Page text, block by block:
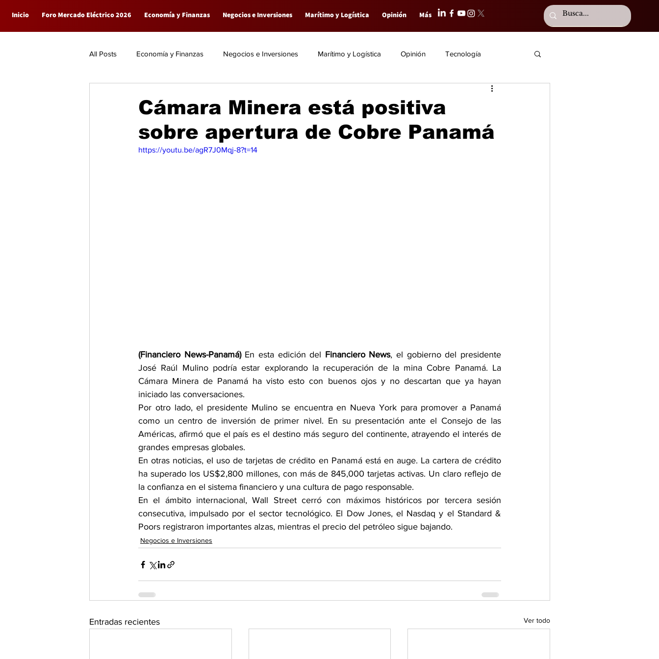
Inicio Foro Mercado Eléctrico 2026 Economía y Finanzas Negocios e Inversiones Marítimo y Logística Opinión Más
All Posts Economía y Finanzas Negocios e Inversiones Marítimo y Logística Opinión Tecnología
Cámara Minera está positiva
sobre apertura de Cobre Panamá
https://youtu.be/agR7J0Mqj-8?t=14
(Financiero News-Panamá) En esta edición del Financiero News, el gobierno del presidente
José Raúl Mulino podría estar explorando la recuperación de la mina Cobre Panamá. La
Cámara Minera de Panamá ha visto esto con buenos ojos y no descartan que ya hayan
iniciado las conversaciones.
Por otro lado, el presidente Mulino se encuentra en Nueva York para promover a Panamá
como un centro de inversión de primer nivel. En su presentación ante el Consejo de las
Américas, afirmó que el país es el destino más seguro del continente, atrayendo el interés de
grandes empresas globales.
En otras noticias, el uso de tarjetas de crédito en Panamá está en auge. La cartera de crédito
ha superado los US$2,800 millones, con más de 845,000 tarjetas activas. Un claro reflejo de
la confianza en el sistema financiero y una cultura de pago responsable.
En el ámbito internacional, Wall Street cerró con máximos históricos por tercera sesión
consecutiva, impulsado por el sector tecnológico. El Dow Jones, el Nasdaq y el Standard &
Poors registraron importantes alzas, mientras el precio del petróleo sigue bajando.
Negocios e Inversiones
Entradas recientes Ver todo